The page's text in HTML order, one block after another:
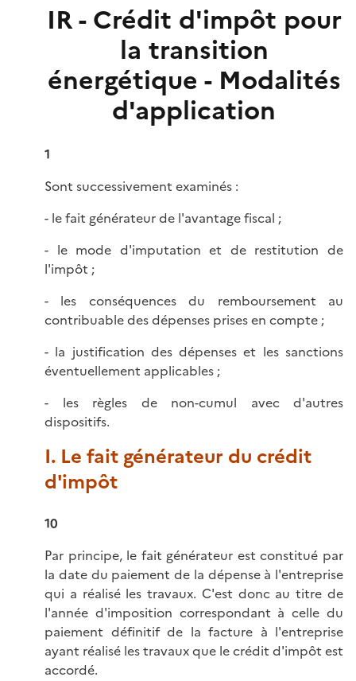
IR - Crédit d'impôt pour
la transition
énergétique - Modalités
d'application
1
Sont successivement examinés :
- le fait générateur de l'avantage fiscal ;
- le mode d'imputation et de restitution de
l'impôt ;
- les conséquences du remboursement au
contribuable des dépenses prises en compte ;
- la justification des dépenses et les sanctions
éventuellement applicables ;
- les règles de non-cumul avec d'autres
dispositifs.
I. Le fait générateur du crédit
d'impôt
10
Par principe, le fait générateur est constitué par
la date du paiement de la dépense à l'entreprise
qui a réalisé les travaux. C'est donc au titre de
l'année d'imposition correspondant à celle du
paiement définitif de la facture à l'entreprise
ayant réalisé les travaux que le crédit d'impôt est
accordé.